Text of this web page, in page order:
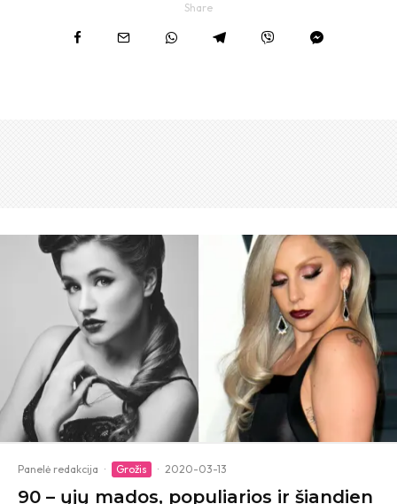
Share
Panelė redakcija · Grožis · 2020-03-13
90 – ųjų mados, populiarios ir šiandien